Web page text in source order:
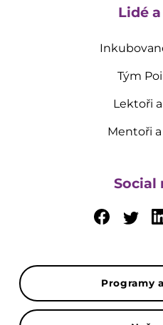
Lidé
Tým
Lektoři
Mentoři
Social
Programy